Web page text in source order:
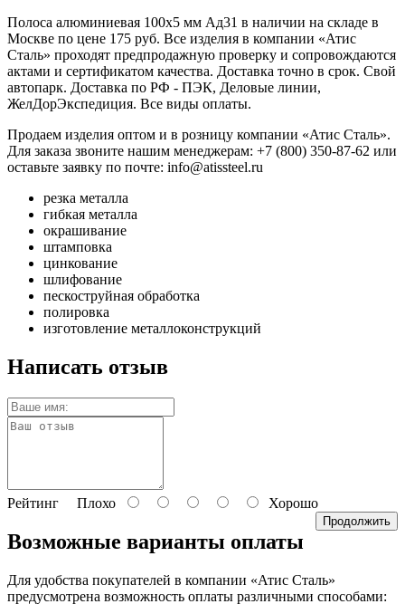
Полоса алюминиевая 100х5 мм Ад31 в наличии на складе в
Москве по цене 175 руб. Все изделия в компании «Атис
Сталь» проходят предпродажную проверку и сопровождаются
актами и сертификатом качества. Доставка точно в срок. Свой
автопарк. Доставка по РФ - ПЭК, Деловые линии,
ЖелДорЭкспедиция. Все виды оплаты.
Продаем изделия оптом и в розницу компании «Атис Сталь».
Для заказа звоните нашим менеджерам: +7 (800) 350-87-62 или
оставьте заявку по почте: info@atissteel.ru
резка металла
гибкая металла
окрашивание
штамповка
цинкование
шлифование
пескоструйная обработка
полировка
изготовление металлоконструкций
Написать отзыв
Рейтинг Плохо Хорошо
Продолжить
Возможные варианты оплаты
Для удобства покупателей в компании «Атис Сталь»
предусмотрена возможность оплаты различными способами: